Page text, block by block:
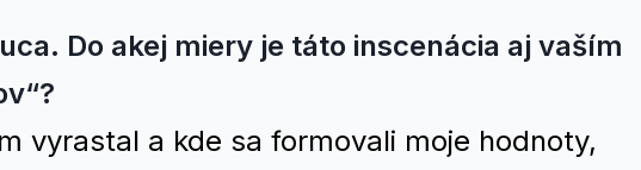
Do akej miery je táto inscenácia aj vaším
vyrastal a kde sa formovali moje hodnoty,